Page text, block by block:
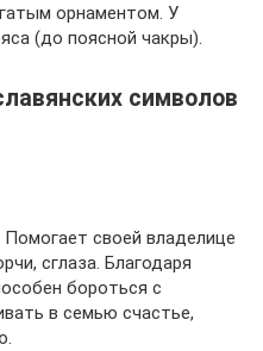
орнаментом. У
(до поясной чакры).
символов
своей владелице
сглаза. Благодаря
бороться с
в семью счастье,